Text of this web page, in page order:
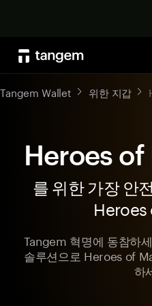
Tangem Wallet 위한 지갑
Heroes of
를 위한 가장 안
Heroes
Tangem 혁명에 동참하
솔루션으로 Heroes of
하